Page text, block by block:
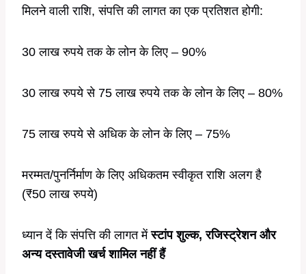
मिलने वाली राशि, संपत्ति की लागत का एक प्रतिशत होगी:
30 लाख रुपये तक के लोन के लिए – 90%
30 लाख रुपये से 75 लाख रुपये तक के लोन के लिए – 80%
75 लाख रुपये से अधिक के लोन के लिए – 75%
मरम्मत/पुनर्निर्माण के लिए अधिकतम स्वीकृत राशि अलग है
(₹50 लाख रुपये)
ध्यान दें कि संपत्ति की लागत मेंस्टांप शुल्क, रजिस्ट्रेशन और
अन्य दस्तावेजी खर्च शामिल नहीं हैं